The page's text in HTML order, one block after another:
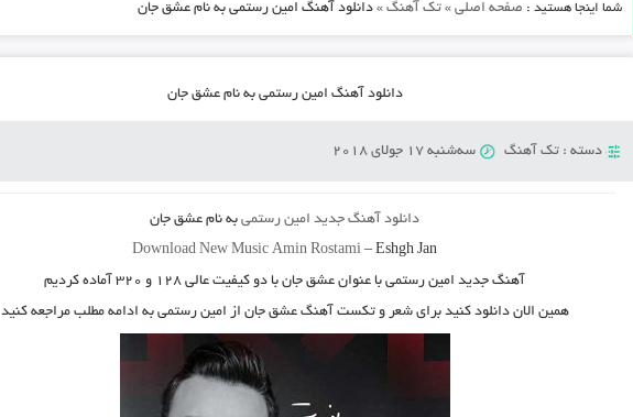
شما اینجا هستید : صفحه اصلی» تک آهنگ» دانلود آهنگ امین رستمی به نام عشق جان
دانلود آهنگ امین رستمی به نام عشق جان
دسته : تک آهنگ سه‌شنبه 17 جولای 2018
دانلود آهنگ جدید امین رستمیبه نام عشق جان
Download New Music Amin Rostami –Eshgh Jan
آهنگ جدید امین رستمیبا عنوان عشق جانبا دو کیفیت عالی ۱۲۸ و ۳۲۰ آماده کردیم
همین الان دانلود کنید برای شعر و تکست آهنگ عشق جان از امین رستمی به ادامه مطلب مراجعه کنید